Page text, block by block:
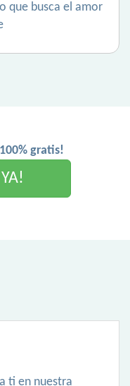
que busca el amor
gratis!
ti en nuestra